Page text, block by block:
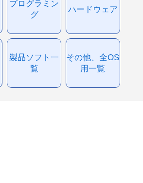
プログラミン
グ
ハードウェア
製品ソフト一
覧
その他、全OS
用一覧